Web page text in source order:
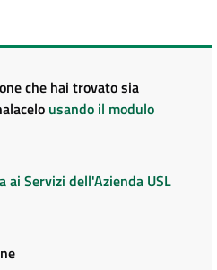
che hai trovato sia
usando il modulo
ai Servizi dell'Azienda USL